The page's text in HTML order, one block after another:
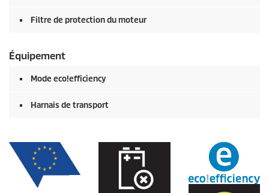
Filtre de protection du moteur
Équipement
Mode eco!efficiency
Harnais de transport